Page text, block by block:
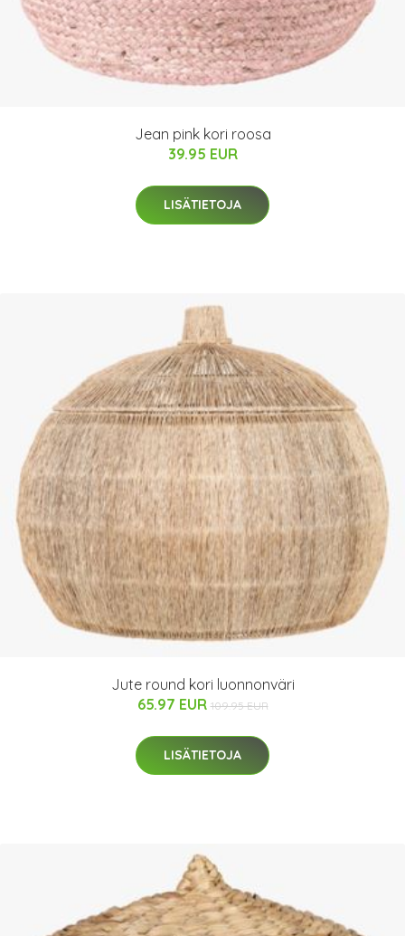
Jean pink kori roosa
39.95 EUR
LISÄTIETOJA
Jute round kori luonnonväri
65.97 EUR 109.95 EUR
LISÄTIETOJA